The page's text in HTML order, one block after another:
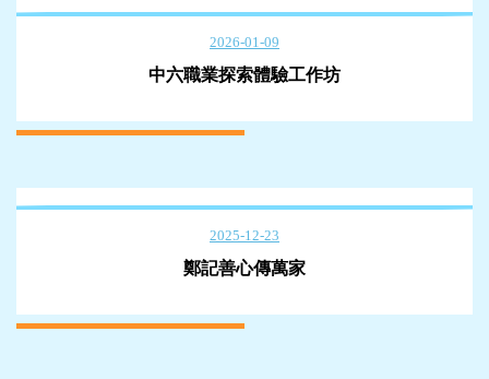
2026-01-09
中六職業探索體驗工作坊
2025-12-23
鄭記善心傳萬家